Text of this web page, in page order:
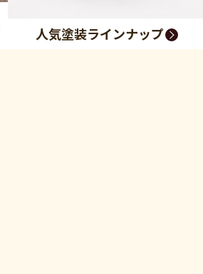
人気塗装ラインナップ